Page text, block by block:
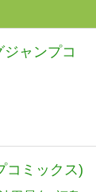
ャンプコ
ミックス)